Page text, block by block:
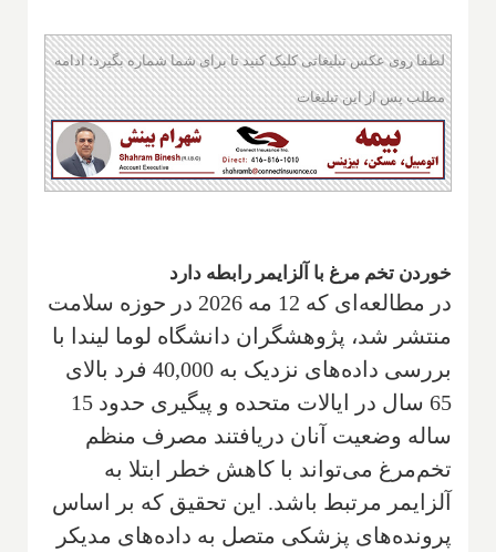
لطفا روی عکس تبلیغاتی کلیک کنید تا برای شما شماره بگیرد؛ ادامه
مطلب پس از این تبلیغات
خوردن تخم مرغ با آلزایمر رابطه دارد
در مطالعه‌ای که 12 مه 2026 در حوزه سلامت
منتشر شد، پژوهشگران دانشگاه لوما لیندا با
بررسی داده‌های نزدیک به 40,000 فرد بالای
65 سال در ایالات متحده و پیگیری حدود 15
ساله وضعیت آنان دریافتند مصرف منظم
تخم‌مرغ می‌تواند با کاهش خطر ابتلا به
آلزایمر مرتبط باشد. این تحقیق که بر اساس
پرونده‌های پزشکی متصل به داده‌های مدیکر